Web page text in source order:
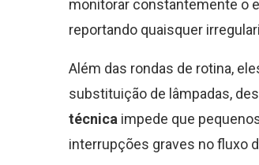
monitorar constantemente o
reportando quaisquer
Além das rondas de rotina,
substituição de lâmpadas,
técnica impede que
interrupções graves no fluxo